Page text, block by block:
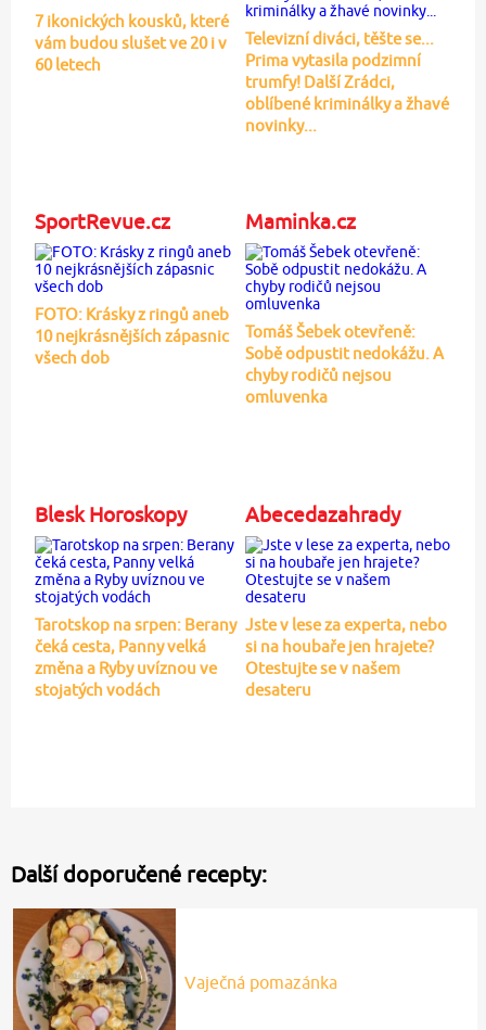
7 ikonických kousků, které
vám budou slušet ve 20 i v
60 letech
Televizní diváci, těšte se...
Prima vytasila podzimní
trumfy! Další Zrádci,
oblíbené kriminálky a žhavé
novinky...
SportRevue.cz
FOTO: Krásky z ringů aneb
10 nejkrásnějších zápasnic
všech dob
Maminka.cz
Tomáš Šebek otevřeně:
Sobě odpustit nedokážu. A
chyby rodičů nejsou
omluvenka
Blesk Horoskopy
Tarotskop na srpen: Berany
čeká cesta, Panny velká
změna a Ryby uvíznou ve
stojatých vodách
Abecedazahrady
Jste v lese za experta, nebo
si na houbaře jen hrajete?
Otestujte se v našem
desateru
Další doporučené recepty:
Vaječná pomazánka